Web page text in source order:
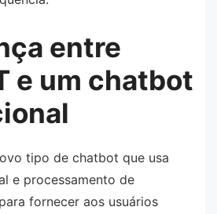
entre
e um chatbot
tipo de chatbot que usa
e processamento de
fornecer aos usuários